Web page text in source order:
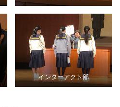
インターアクト部